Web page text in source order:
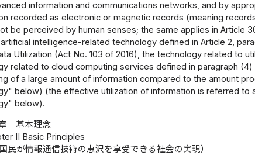
information and communications networks, and by
recorded as electronic or magnetic records (meaning
be perceived by human senses; the same applies in Article
intelligence-related technology defined in Article 2,
Utilization (Act No. 103 of 2016), the technology related to
related to cloud computing services defined in paragraph
of a large amount of information compared to the amount
below) (the effective utilization of information is referred to
below).
基本理念
II Basic Principles
国民が情報通信技術の恵沢を享受できる社会の実現）